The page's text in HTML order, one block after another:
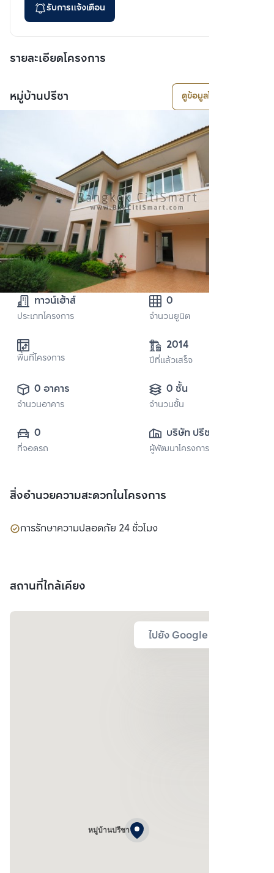
รับการแจ้งเตือน
รายละเอียดโครงการ
หมู่บ้านปรีชา ดูข้อมูลโครงการ
ทาวน์เฮ้าส์
ประเภทโครงการ
0
จำนวนยูนิต
พื้นที่โครงการ
2014
ปีที่แล้วเสร็จ
0 อาคาร
จำนวนอาคาร
0 ชั้น
จำนวนชั้น
0
ที่จอดรถ
บริษัท ปรีชากรุ๊ป
ผู้พัฒนาโครงการ
สิ่งอำนวยความสะดวกในโครงการ
การรักษาความปลอดภัย 24 ชั่วโมง
สถานที่ใกล้เคียง
ไปยัง Google Map
หมู่บ้านปรีชา